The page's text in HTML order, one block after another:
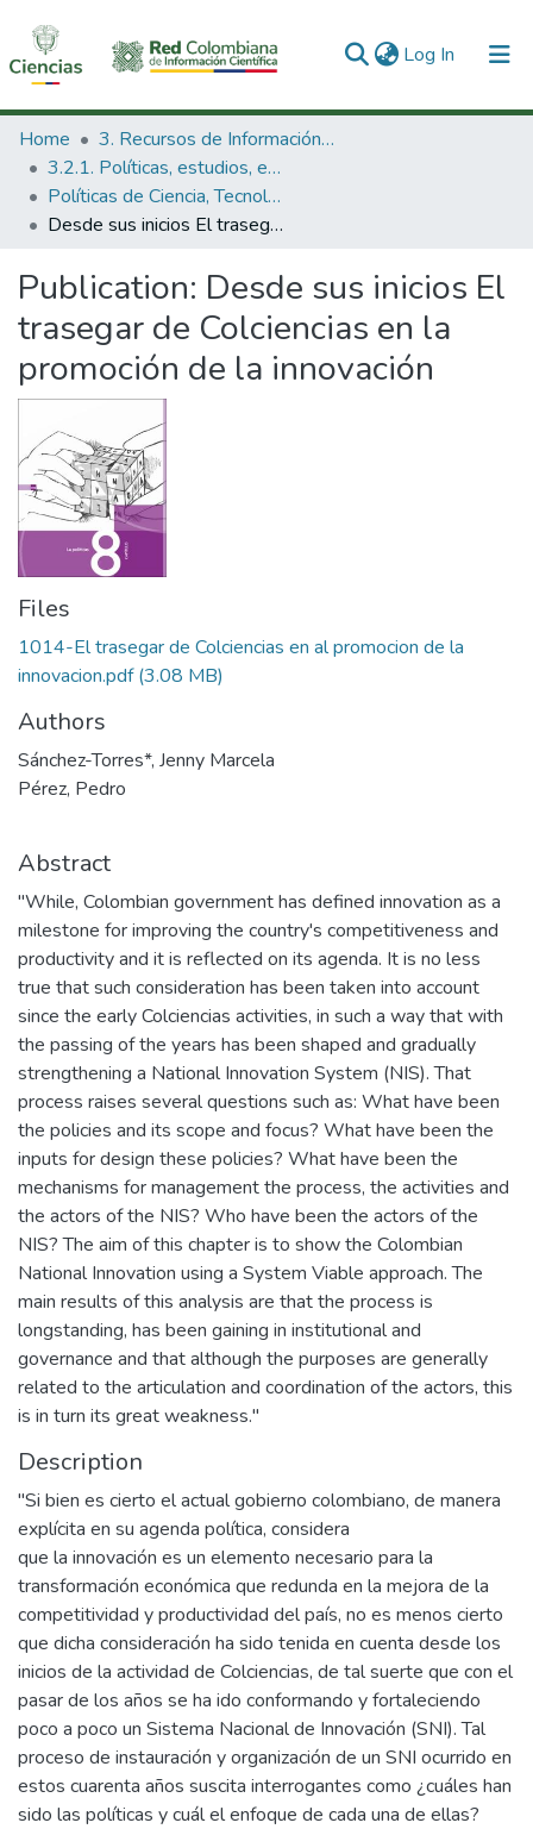
Log In (current)
Communities & Collections
All of DSpace
Statistics
Home
3. Recursos de Información Científica y Tecnológica
3.2.1. Políticas, estudios, evaluaciones e indicadores de CTeI
Políticas de Ciencia, Tecnología e Innovación
Desde sus inicios El trasegar de Colciencias en la promoción de la innovación
Publication: Desde sus inicios El
trasegar de Colciencias en la
promoción de la innovación
Files
1014-El trasegar de Colciencias en al promocion de la
innovacion.pdf(3.08 MB)
Authors
Sánchez-Torres*, Jenny Marcela
Pérez, Pedro
Abstract
"While, Colombian government has defined innovation as a
milestone for improving the country's competitiveness and
productivity and it is reflected on its agenda. It is no less
true that such consideration has been taken into account
since the early Colciencias activities, in such a way that with
the passing of the years has been shaped and gradually
strengthening a National Innovation System (NIS). That
process raises several questions such as: What have been
the policies and its scope and focus? What have been the
inputs for design these policies? What have been the
mechanisms for management the process, the activities and
the actors of the NIS? Who have been the actors of the
NIS? The aim of this chapter is to show the Colombian
National Innovation using a System Viable approach. The
main results of this analysis are that the process is
longstanding, has been gaining in institutional and
governance and that although the purposes are generally
related to the articulation and coordination of the actors, this
is in turn its great weakness."
Description
"Si bien es cierto el actual gobierno colombiano, de manera
explícita en su agenda política, considera
que la innovación es un elemento necesario para la
transformación económica que redunda en la mejora de la
competitividad y productividad del país, no es menos cierto
que dicha consideración ha sido tenida en cuenta desde los
inicios de la actividad de Colciencias, de tal suerte que con el
pasar de los años se ha ido conformando y fortaleciendo
poco a poco un Sistema Nacional de Innovación (SNI). Tal
proceso de instauración y organización de un SNI ocurrido en
estos cuarenta años suscita interrogantes como ¿cuáles han
sido las políticas y cuál el enfoque de cada una de ellas?